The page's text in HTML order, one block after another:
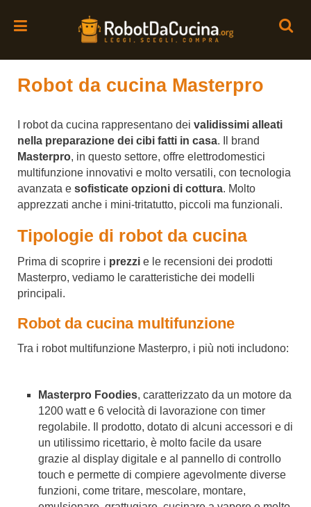
Robot da cucina Masterpro
I robot da cucina rappresentano dei validissimi alleati
nella preparazione dei cibi fatti in casa. Il brand
Masterpro, in questo settore, offre elettrodomestici
multifunzione innovativi e molto versatili, con tecnologia
avanzata e sofisticate opzioni di cottura. Molto
apprezzati anche i mini-tritatutto, piccoli ma funzionali.
Tipologie di robot da cucina
Prima di scoprire i prezzi e le recensioni dei prodotti
Masterpro, vediamo le caratteristiche dei modelli
principali.
Robot da cucina multifunzione
Tra i robot multifunzione Masterpro, i più noti includono:
Masterpro Foodies, caratterizzato da un motore da
1200 watt e 6 velocità di lavorazione con timer
regolabile. Il prodotto, dotato di alcuni accessori e di
un utilissimo ricettario, è molto facile da usare
grazie al display digitale e al pannello di controllo
touch e permette di compiere agevolmente diverse
funzioni, come tritare, mescolare, montare,